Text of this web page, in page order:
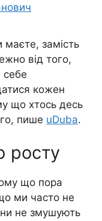
замість
від того,
себе
кожен
що хтось десь
пише uDuba.
росту
що пора
ми часто не
не змушують